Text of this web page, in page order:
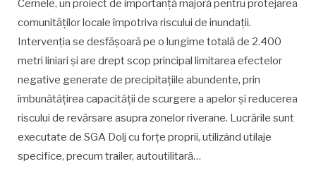
Cernele, un proiect de importanță majoră pentru protejarea
comunităților locale împotriva riscului de inundații.
Intervenția se desfășoară pe o lungime totală de 2.400
metri liniari și are drept scop principal limitarea efectelor
negative generate de precipitațiile abundente, prin
îmbunătățirea capacității de scurgere a apelor și reducerea
riscului de revărsare asupra zonelor riverane. Lucrările sunt
executate de SGA Dolj cu forțe proprii, utilizând utilaje
specifice, precum trailer, autoutilitară…